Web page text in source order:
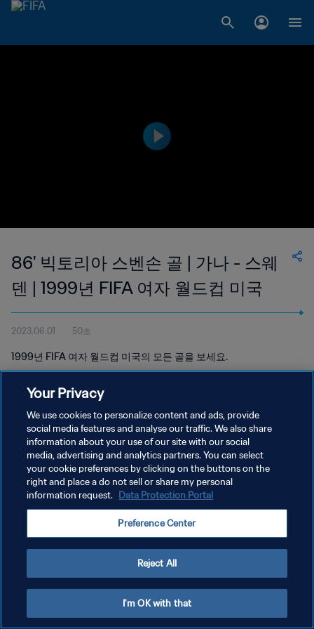
86' 빅토리아 스벤손 골 | 가나 - 스웨
덴 | 1999년 FIFA 여자 월드컵 미국
2023.06.01 50초
1999년 FIFA 여자 월드컵 미국의 모든 골을 보세요.
개인정보 보호정책
서비스 약관
쿠키 기본 설정 관리
Your Privacy
We use cookies to personalize content and ads, provide
social media features and analyse our traffic. We also share
information about your use of our site with our social
media, advertising and analytics partners. You can select
your cookie preferences by clicking on the buttons on the
right and place a do not sell or share my personal
information request. Data Protection Portal
Preference Center
Reject All
I'm OK with that